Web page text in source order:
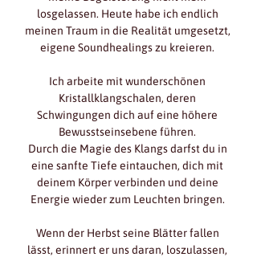
losgelassen. Heute habe ich endlich
meinen Traum in die Realität umgesetzt,
eigene Soundhealings zu kreieren.
Ich arbeite mit wunderschönen
Kristallklangschalen, deren
Schwingungen dich auf eine höhere
Bewusstseinsebene führen.
Durch die Magie des Klangs darfst du in
eine sanfte Tiefe eintauchen, dich mit
deinem Körper verbinden und deine
Energie wieder zum Leuchten bringen.
Wenn der Herbst seine Blätter fallen
lässt, erinnert er uns daran, loszulassen,